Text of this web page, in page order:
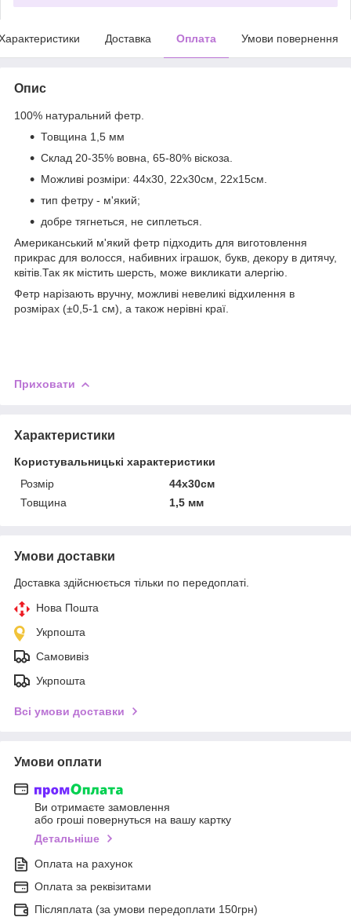
Доставка Оплата Умови повернення
Опис
100% натуральний фетр.
Товщина 1,5 мм
Склад 20-35% вовна, 65-80% віскоза.
Можливі розміри: 44х30, 22х30см, 22х15см.
тип фетру - м'який;
добре тягнеться, не сиплеться.
Американський м'який фетр підходить для виготовлення
прикрас для волосся, набивних іграшок, букв, декору в дитячу,
квітів.Так як містить шерсть, може викликати алергію.
Фетр нарізають вручну, можливі невеликі відхилення в
розмірах (±0,5-1 см), а також нерівні краї.
Приховати
Характеристики
Користувальницькі характеристики
Розмір
44х30см
Товщина
1,5 мм
Умови доставки
Доставка здійснюється тільки по передоплаті.
Нова Пошта
Укрпошта
Самовивіз
Укрпошта
Всі умови доставки
Умови оплати
Ви отримаєте замовлення
або гроші повернуться на вашу картку
Детальніше
Оплата на рахунок
Оплата за реквізитами
Післяплата (за умови передоплати 150грн)